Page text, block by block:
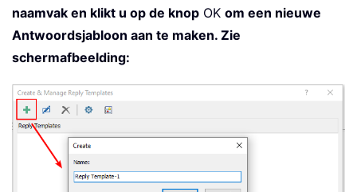
naamvak en klikt u op de knop OK om een nieuwe
Antwoordsjabloon aan te maken. Zie
schermafbeelding: